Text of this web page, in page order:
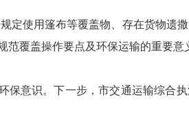
定使用篷布等覆盖物、存在货物遗
覆盖操作要点及环保运输的重要意
保意识。下一步，市交通运输综合